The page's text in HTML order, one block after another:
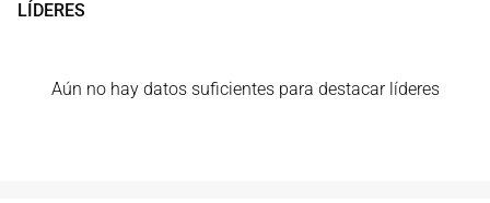
LÍDERES
Aún no hay datos suficientes para destacar líderes